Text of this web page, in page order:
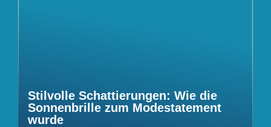
Stilvolle Schattierungen: Wie die
Sonnenbrille zum Modestatement
wurde